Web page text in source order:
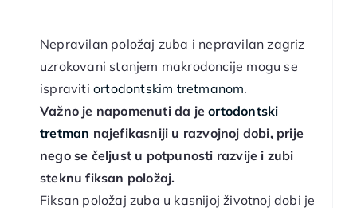
Nepravilan položaj zuba i nepravilan zagriz
uzrokovani stanjem makrodoncije mogu se
ispraviti ortodontskim tretmanom.
Važno je napomenuti da jeortodontski
tretman najefikasniji u razvojnoj dobi, prije
nego se čeljust u potpunosti razvije i zubi
steknu fiksan položaj.
Fiksan položaj zuba u kasnijoj životnoj dobi je